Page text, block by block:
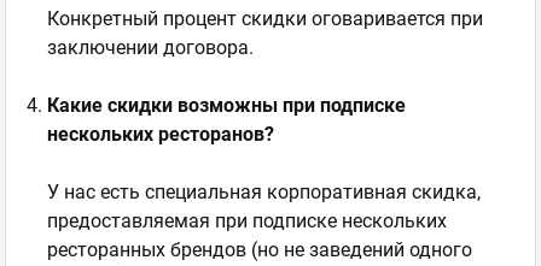
Конкретный процент скидки оговаривается при
заключении договора.
Какие скидки возможны при подписке
нескольких ресторанов?
У нас есть специальная корпоративная скидка,
предоставляемая при подписке нескольких
ресторанных брендов (но не заведений одного